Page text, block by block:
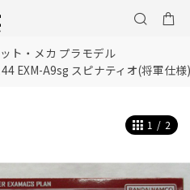
ト・メカ プラモデル
EXM-A9sg スピナティオ(将軍仕様)
1 / 2